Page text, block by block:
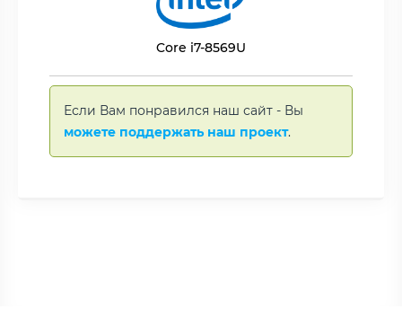
Core i7-8569U
Если Вам понравился наш сайт - Вы
можете поддержать наш проект.